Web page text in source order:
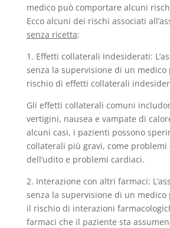
medico può comportare alcuni
Ecco alcuni dei rischi associati
senza ricetta:
1. Effetti collaterali indesiderati:
senza la supervisione di un
rischio di effetti collaterali
Gli effetti collaterali comuni
vertigini, nausea e vampate di
alcuni casi, i pazienti possono
collaterali più gravi, come
dell’udito e problemi cardiaci.
2. Interazione con altri farmaci:
senza la supervisione di un medico
il rischio di interazioni
farmaci che il paziente sta